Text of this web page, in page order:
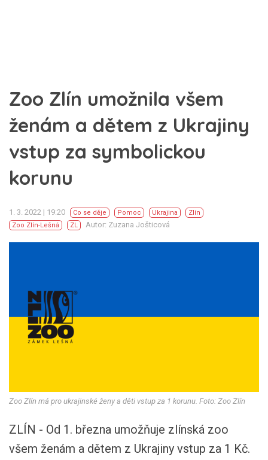
Zoo Zlín umožnila všem
ženám a dětem z Ukrajiny
vstup za symbolickou
korunu
1. 3. 2022 | 19:20 Co se děje Pomoc Ukrajina
Zlín
Zoo Zlín-Lešná
ZL Autor: Zuzana Jošticová
Zoo Zlín má pro ukrajinské ženy a děti vstup za 1 korunu. Foto: Zoo Zlín
ZLÍN - Od 1. března umožňuje zlínská zoo
všem ženám a dětem z Ukrajiny vstup za 1 Kč.